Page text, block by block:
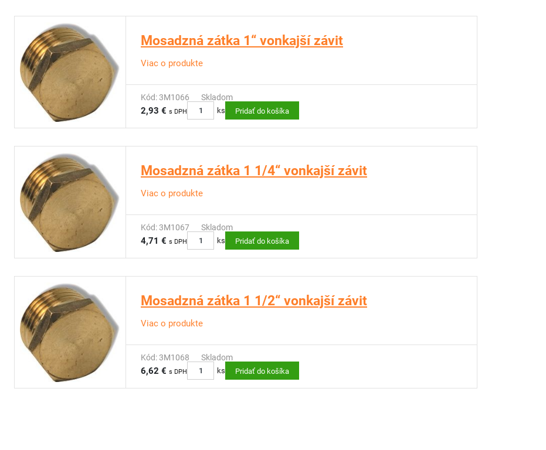
Mosadzná zátka 1“ vonkajší závit
Viac o produkte
Kód: 3M1066 Skladom
2,93 € s DPH ks Pridať do košíka
Mosadzná zátka 1 1/4“ vonkajší závit
Viac o produkte
Kód: 3M1067 Skladom
4,71 € s DPH ks Pridať do košíka
Mosadzná zátka 1 1/2“ vonkajší závit
Viac o produkte
Kód: 3M1068 Skladom
6,62 € s DPH ks Pridať do košíka